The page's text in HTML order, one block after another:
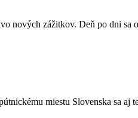
nových zážitkov. Deň po dni sa
miestu Slovenska sa aj